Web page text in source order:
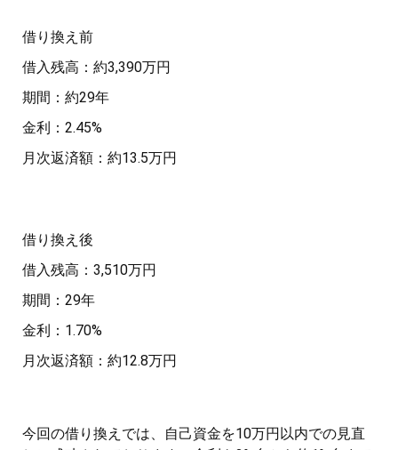
借り換え前
借入残高：約3,390万円
期間：約29年
金利：2.45%
月次返済額：約13.5万円
借り換え後
借入残高：3,510万円
期間：29年
金利：1.70%
月次返済額：約12.8万円
今回の借り換えでは、自己資金を10万円以内での見直